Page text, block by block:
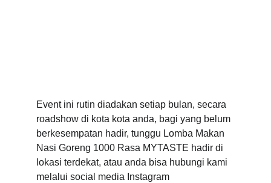
Event ini rutin diadakan setiap bulan, secara
roadshow di kota kota anda, bagi yang belum
berkesempatan hadir, tunggu Lomba Makan
Nasi Goreng 1000 Rasa MYTASTE hadir di
lokasi terdekat, atau anda bisa hubungi kami
melalui social media Instagram